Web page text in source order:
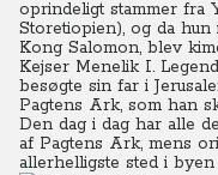
oprindeligt stammer fra
Storetiopien), og da
Kong Salomon, blev
Kejser Menelik I.
besøgte sin far i
Pagtens Ark, som han
Den dag i dag har alle
af Pagtens Ark, mens
allerhelligste sted i